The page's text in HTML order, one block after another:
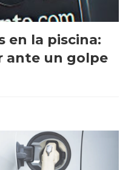
en la piscina:
ante un golpe